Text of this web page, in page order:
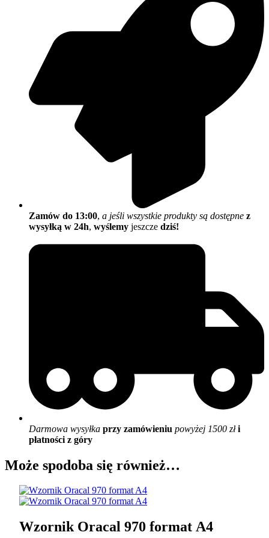
Zamów do 13:00, a jeśli wszystkie produkty są dostępne z
wysyłką w 24h, wyślemy jeszcze dziś!
Darmowa wysyłka przy zamówieniu powyżej 1500 złi
płatności z góry
Może spodoba się również…
Wzornik Oracal 970 format A4